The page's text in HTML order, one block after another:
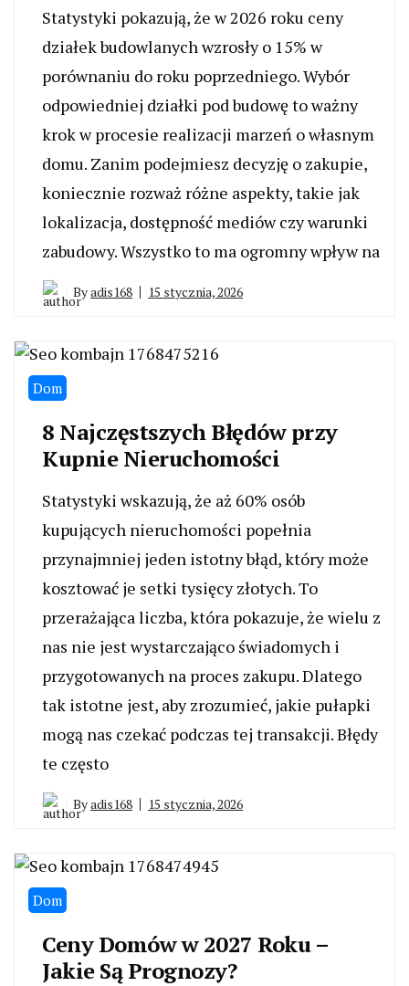
Statystyki pokazują, że w 2026 roku ceny
działek budowlanych wzrosły o 15% w
porównaniu do roku poprzedniego. Wybór
odpowiedniej działki pod budowę to ważny
krok w procesie realizacji marzeń o własnym
domu. Zanim podejmiesz decyzję o zakupie,
koniecznie rozważ różne aspekty, takie jak
lokalizacja, dostępność mediów czy warunki
zabudowy. Wszystko to ma ogromny wpływ na
Byadis168 15 stycznia, 2026
Dom
8 Najczęstszych Błędów przy
Kupnie Nieruchomości
Statystyki wskazują, że aż 60% osób
kupujących nieruchomości popełnia
przynajmniej jeden istotny błąd, który może
kosztować je setki tysięcy złotych. To
przerażająca liczba, która pokazuje, że wielu z
nas nie jest wystarczająco świadomych i
przygotowanych na proces zakupu. Dlatego
tak istotne jest, aby zrozumieć, jakie pułapki
mogą nas czekać podczas tej transakcji. Błędy
te często
Byadis168 15 stycznia, 2026
Dom
Ceny Domów w 2027 Roku –
Jakie Są Prognozy?